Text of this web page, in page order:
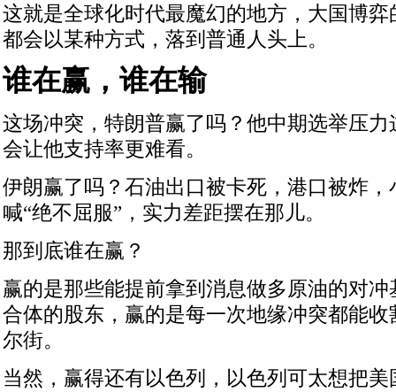
这就是全球化时代最魔幻的地方，大国博
都会以某种方式，落到普通人头上。
谁在赢，谁在输
这场冲突，特朗普赢了吗？他中期选举压
会让他支持率更难看。
伊朗赢了吗？石油出口被卡死，港口被炸
喊“绝不屈服”，实力差距摆在那儿。
那到底谁在赢？
赢的是那些能提前拿到消息做多原油的对
合体的股东，赢的是每一次地缘冲突都能
尔街。
当然，赢得还有以色列，以色列可太想把